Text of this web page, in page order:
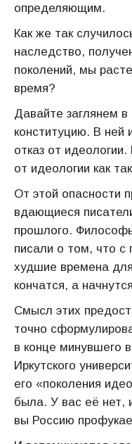
определяющим.
Как же так
наследство,
поколений, мы
время?
Давайте заглянем
конституцию. В ней
отказ от
от идеологии как
От этой опасности
вдающиеся
прошлого.
писали о том, что
худшие времена
кончатся, а
Смысл этих
точно
в конце минувшего
Иркутского
его «поколения
была. У вас её нет,
вы Россию